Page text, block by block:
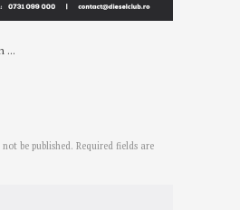
...
be published. Required fields are